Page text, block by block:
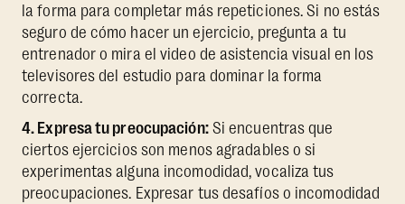
la forma para completar más repeticiones. Si no estás
seguro de cómo hacer un ejercicio, pregunta a tu
entrenador o mira el video de asistencia visual en los
televisores del estudio para dominar la forma
correcta.
4. Expresa tu preocupación:Si encuentras que
ciertos ejercicios son menos agradables o si
experimentas alguna incomodidad, vocaliza tus
preocupaciones. Expresar tus desafíos o incomodidad